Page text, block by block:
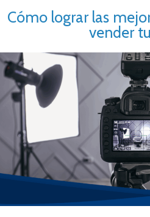
Cómo lograr las
vender